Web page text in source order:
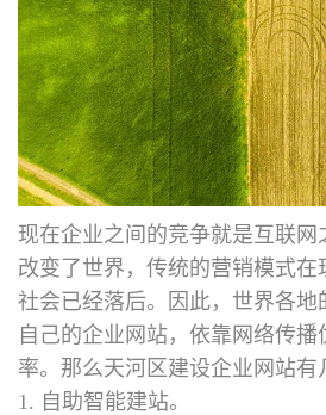
现在企业之间的竞争就是互联网
改变了世界，传统的营销模式
社会已经落后。因此，世界各地
自己的企业网站，依靠网络传
率。那么天河区建设企业网站有
1. 自助智能建站。